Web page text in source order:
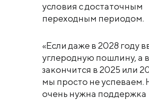
условия с достаточным
переходным периодом.
«Если даже в 2028 году
углеродную пошлину, а
закончится в 2025 или
мы просто не успеваем.
очень нужна поддержка